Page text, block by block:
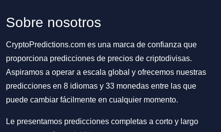
Sobre nosotros
CryptoPredictions.com es una marca de confianza que
proporciona predicciones de precios de criptodivisas.
Aspiramos a operar a escala global y ofrecemos nuestras
predicciones en 8 idiomas y 33 monedas entre las que
puede cambiar fácilmente en cualquier momento.
Le presentamos predicciones completas a corto y largo